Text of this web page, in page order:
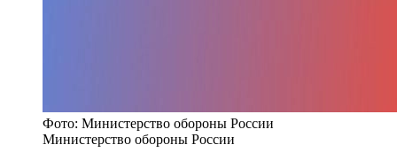
Фото: Министерство обороны России
Министерство обороны России